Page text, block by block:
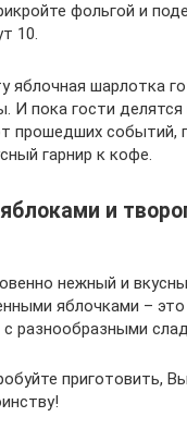
фольгой и
10.
яблочная шарлотка
И пока гости
прошедших событий,
гарнир к кофе.
и
нежный и
яблочками –
разнообразными
приготовить,